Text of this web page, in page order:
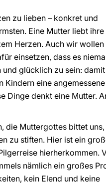
zu lieben – konkret und
Eine Mutter liebt ihre
Herzen. Auch wir
einsetzen, dass es
glücklich zu sein:
Kindern eine angemessene
Dinge denkt eine Mutter.
die Muttergottes bittet uns,
zu stiften. Hier ist ein
hierherkommen.
nämlich ein großes
kein Elend und keine